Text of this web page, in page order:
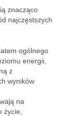
znacząco
najczęstszych
ogólnego
energii,
z
wyników
na
życie,